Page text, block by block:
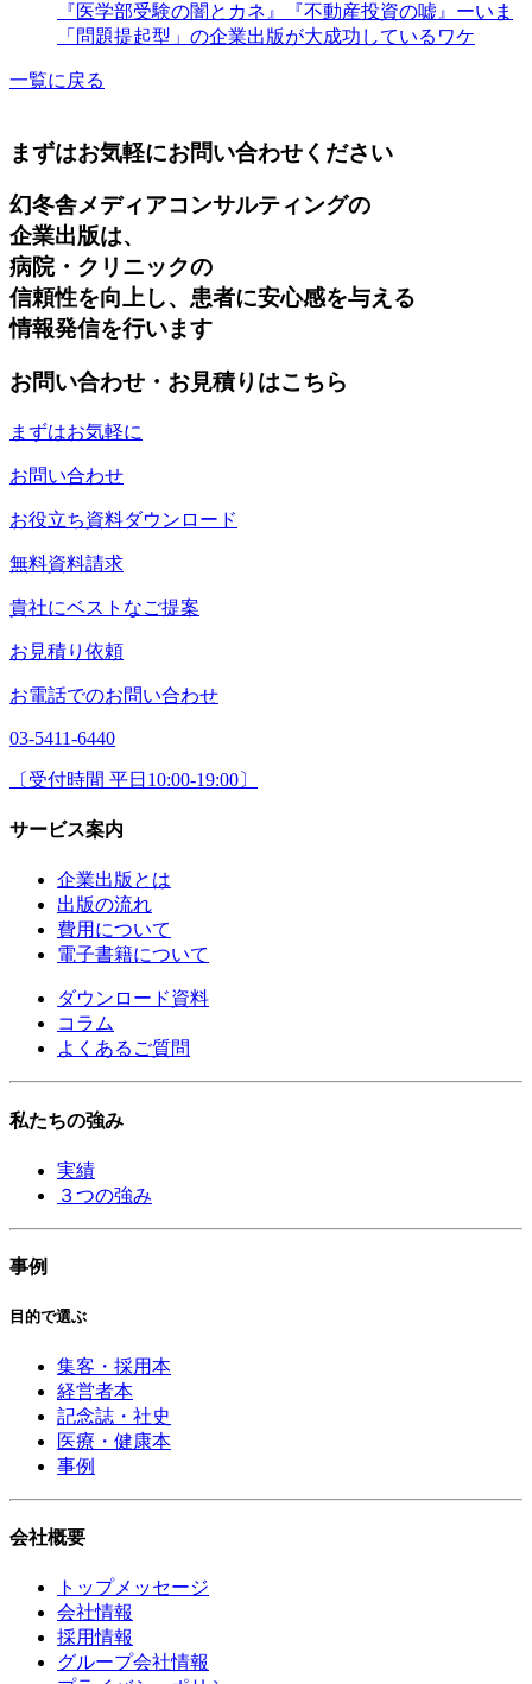
『医学部受験の闇とカネ』『不動産投資の嘘』ーいま
「問題提起型」の企業出版が大成功しているワケ
一覧に戻る
まずはお気軽にお問い合わせください
幻冬舎メディアコンサルティングの
企業出版は、
病院・クリニックの
信頼性を向上し、患者に安心感を与える
情報発信を行います
お問い合わせ・お見積りはこちら
まずはお気軽に
お問い合わせ
お役立ち資料ダウンロード
無料資料請求
貴社にベストなご提案
お見積り依頼
お電話でのお問い合わせ
03-5411-6440
〔受付時間 平日10:00-19:00〕
サービス案内
企業出版とは
出版の流れ
費用について
電子書籍について
ダウンロード資料
コラム
よくあるご質問
私たちの強み
実績
３つの強み
事例
目的で選ぶ
集客・採用本
経営者本
記念誌・社史
医療・健康本
事例
会社概要
トップメッセージ
会社情報
採用情報
グループ会社情報